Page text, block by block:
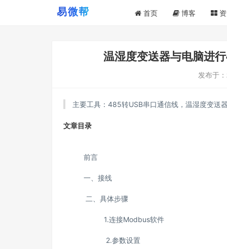
首页 博客
温湿度变送器与电脑进
发布于：
主要工具：485转USB串口通信线，温湿度变送
文章目录
前言
一、接线
二、具体步骤
1.连接Modbus软件
2.参数设置